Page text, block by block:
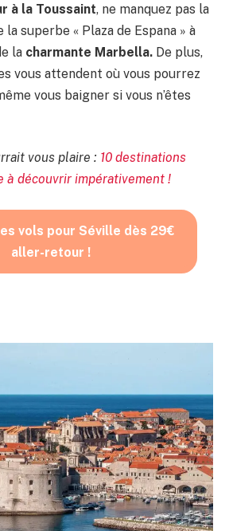
à la Toussaint, ne manquez pas la
superbe « Plaza de Espana » à
la charmante Marbella. De plus,
vous attendent où vous pourrez
vous baigner si vous n’êtes
vous plaire : 10 destinations
à découvrir impérativement !
vols pour Séville dès 29€
aller-retour !